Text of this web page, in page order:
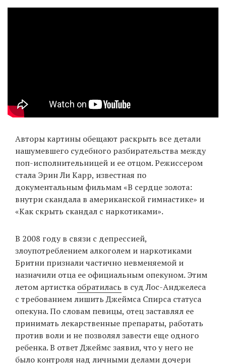
Авторы картины обещают раскрыть все детали
нашумевшего судебного разбирательства между
поп-исполнительницей и ее отцом. Режиссером
стала Эрин Ли Карр, известная по
документальным фильмам «В сердце золота:
внутри скандала в американской гимнастике» и
«Как скрыть скандал с наркотиками».
В 2008 году в связи с депрессией,
злоупотреблением алкоголем и наркотиками
Бритни признали частично невменяемой и
назначили отца ее официальным опекуном. Этим
летом артистка обратилась в суд Лос-Анджелеса
с требованием лишить Джеймса Спирса статуса
опекуна. По словам певицы, отец заставлял ее
принимать лекарственные препараты, работать
против воли и не позволял завести еще одного
ребенка. В ответ Джеймс заявил, что у него не
было контроля над личными делами дочери